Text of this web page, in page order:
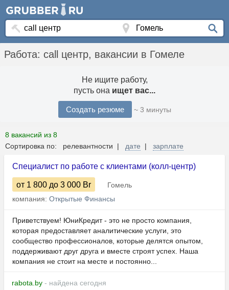
Работа: call центр, вакансии в Гомеле
Не ищите работу,
пусть она ищет вас...
Создать резюме ~ 3 минуты
8 вакансий из 8
Сортировка по: релевантности | дате | зарплате
Специалист по работе с клиентами (колл-центр)
от 1 800 до 3 000 Br
Гомель
компания: Открытые Финансы
Приветствуем! ЮниКредит - это не просто компания,
которая предоставляет аналитические услуги, это
сообщество профессионалов, которые делятся опытом,
поддерживают друг друга и вместе строят успех. Наша
компания не стоит на месте и постоянно...
rabota.by - найдена сегодня